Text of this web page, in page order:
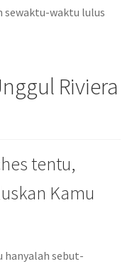
sewaktu-waktu lulus
Riviera
tentu,
Kamu
hanyalah sebut-